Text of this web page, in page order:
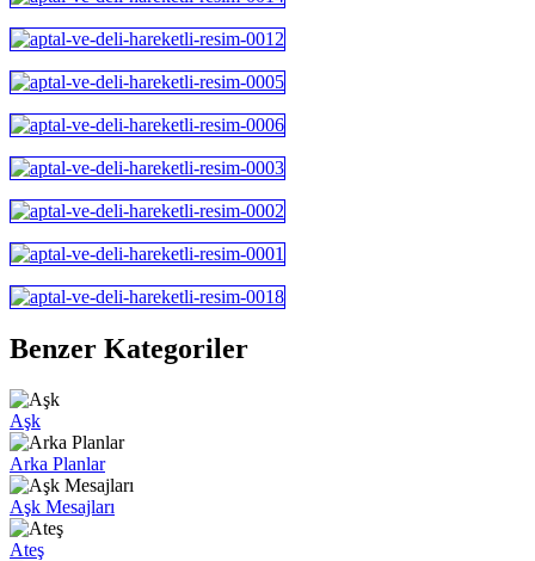
Benzer Kategoriler
Aşk
Arka Planlar
Aşk Mesajları
Ateş